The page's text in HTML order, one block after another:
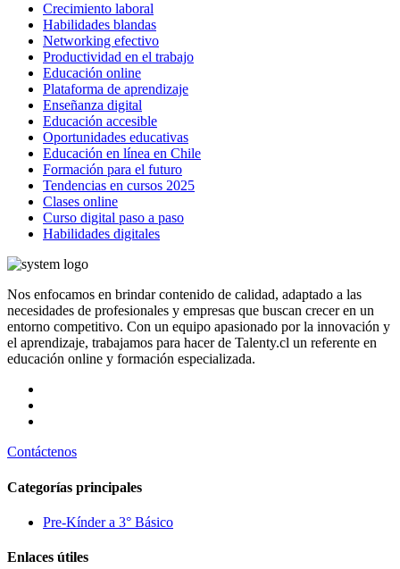
Crecimiento laboral
Habilidades blandas
Networking efectivo
Productividad en el trabajo
Educación online
Plataforma de aprendizaje
Enseñanza digital
Educación accesible
Oportunidades educativas
Educación en línea en Chile
Formación para el futuro
Tendencias en cursos 2025
Clases online
Curso digital paso a paso
Habilidades digitales
Nos enfocamos en brindar contenido de calidad, adaptado a las
necesidades de profesionales y empresas que buscan crecer en un
entorno competitivo. Con un equipo apasionado por la innovación y
el aprendizaje, trabajamos para hacer de Talenty.cl un referente en
educación online y formación especializada.
Contáctenos
Categorías principales
Pre-Kínder a 3° Básico
Enlaces útiles